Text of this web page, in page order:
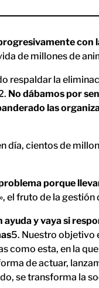
con
de millones de
respaldar la
No dábamos por
las
día, cientos de
porque
el fruto de la
ayuda y vaya si
5. Nuestro objetivo
como esta, en la
de actuar,
se transforma la